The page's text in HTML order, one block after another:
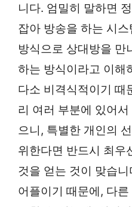
니다. 엄밀히 말하면
잡아 방송을 하는 시
방식으로 상대방을 만
하는 방식이라고 이해
다소 비격식적이기 때
리 여러 부분에 있어
으니, 특별한 개인의
위한다면 반드시 최우
것을 얻는 것이 맞습
어플이기 때문에, 다